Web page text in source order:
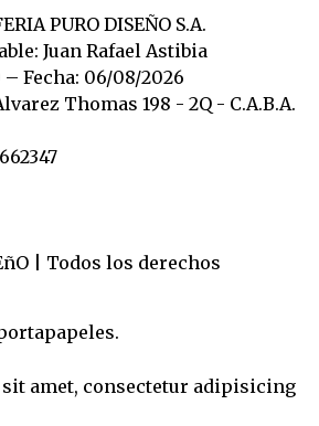
PURO DISEÑO S.A.
Juan Rafael Astibia
– Fecha: 06/08/2026
Thomas 198 - 2Q - C.A.B.A.
| Todos los derechos
amet, consectetur adipisicing